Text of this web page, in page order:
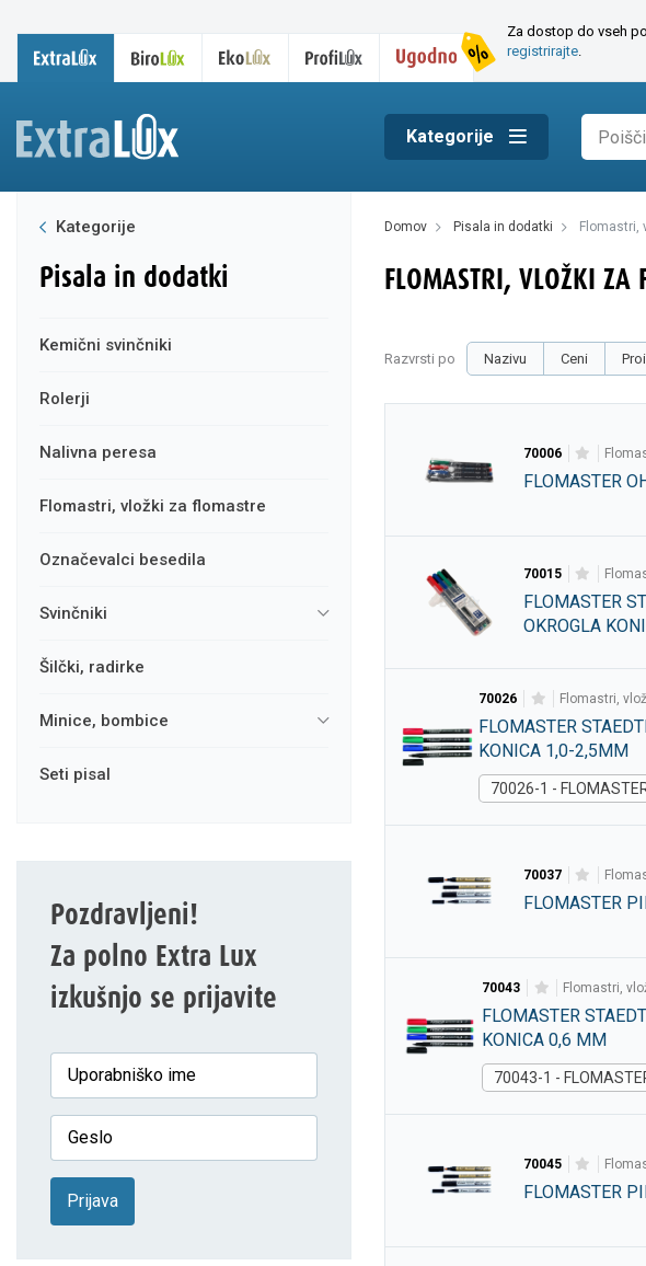
Za dostop do vseh
registrirajte
Kategorije
Kategorije
pisala in dodatki
kemični svinčniki
rolerji
nalivna peresa
flomastri, vložki za flomastre
označevalci besedila
svinčniki
šilčki, radirke
minice, bombice
seti pisal
Pozdravljeni!
Za polno Extra Lux
izkušnjo se prijavite
Prijava
domov pisala in dodatki
FLOMASTRI, VLOŽKI ZA
Razvrsti po Nazivu Ceni
70006
FLOMASTER
70015
FLOMASTER
OKROGLA
70026 flomastri,
FLOMASTER
KONICA 1,0-2,5MM
70026-1 -
70037
FLOMASTER
70043 flomastri,
FLOMASTER
KONICA 0,6 MM
70043-1 -
70045
FLOMASTER